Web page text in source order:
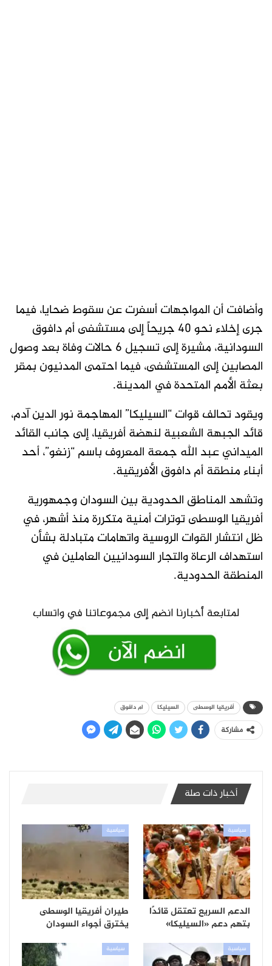
وأضافت أن المواجهات أسفرت عن سقوط ضحايا، فيما
جرى إخلاء نحو 40 جريحاً إلى مستشفى أم دافوق
السودانية، مشيرة إلى تسجيل 6 حالات وفاة بعد وصول
المصابين إلى المستشفى، فيما احتمى المدنيون بمقر
بعثة الأمم المتحدة في المدينة.
ويقود تحالف قوات “السيليكا” المهاجمة نور الدين آدم،
قائد الجبهة الشعبية لنهضة أفريقيا، إلى جانب القائد
الميداني عبد الله جمعة المعروف باسم “زنغو”، أحد
أبناء منطقة أم دافوق الأفريقية.
وتشهد المناطق الحدودية بين السودان وجمهورية
أفريقيا الوسطى توترات أمنية متكررة منذ أشهر، في
ظل انتشار القوات الروسية واتهامات متبادلة بشأن
استهداف الرعاة والتجار السودانيين العاملين في
المنطقة الحدودية.
أفريقيا الوسطى السيليكا ام دافوق
مشاركة
أخبار ذات صلة
سياسية
الدعم السريع تعتقل قائدًا
بتهم دعم «السيليكا»
سياسية
طيران أفريقيا الوسطى
يخترق أجواء السودان
سياسية سياسية